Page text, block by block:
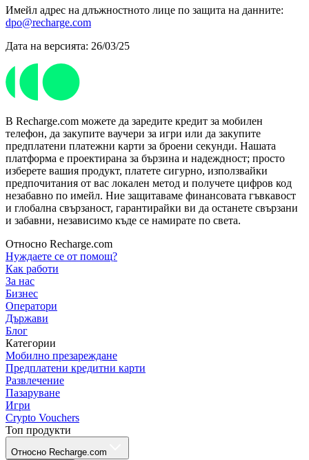
Имейл адрес на длъжностното лице по защита на данните:
dpo@recharge.com
Дата на версията: 26/03/25
В Recharge.com можете да заредите кредит за мобилен
телефон, да закупите ваучери за игри или да закупите
предплатени платежни карти за броени секунди. Нашата
платформа е проектирана за бързина и надеждност; просто
изберете вашия продукт, платете сигурно, използвайки
предпочитания от вас локален метод и получете цифров код
незабавно по имейл. Ние защитаваме финансовата гъвкавост
и глобална свързаност, гарантирайки ви да останете свързани
и забавни, независимо къде се намирате по света.
Относно Recharge.com
Нуждаете се от помощ?
Как работи
За нас
Бизнес
Оператори
Държави
Блог
Категории
Мобилно презареждане
Предплатени кредитни карти
Развлечение
Пазаруване
Игри
Crypto Vouchers
Топ продукти
Относно Recharge.com